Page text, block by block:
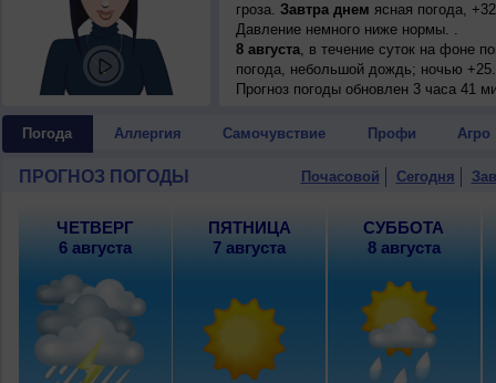
гроза. Завтра днем ясная погода,
Давление немного ниже нормы. .
8 августа, в течение суток на фоне
погода, небольшой дождь; ночью
восточный, умеренный.
погода; ночью +24..26°, днем
10 августа, ожидается ясная погода;
северный, сильный, порывы до 12 м/
Прогноз погоды обновлен 3 часа 41
Погода Аллергия Самочувствие Профи Агро
ПРОГНОЗ ПОГОДЫ Почасовой Сегодня
ЧЕТВЕРГ
6 августа
ПЯТНИЦА
7 августа
СУББОТА
8 августа